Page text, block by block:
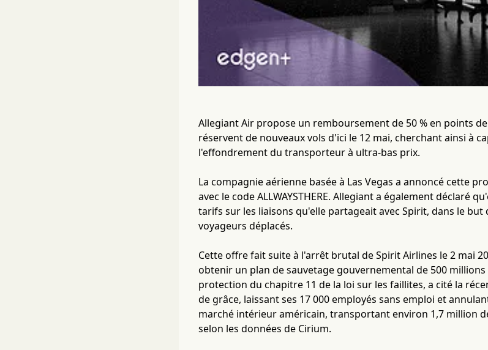
Allegiant Air propose un remboursement de 50 % en points
réservent de nouveaux vols d'ici le 12 mai, cherchant ainsi à
l'effondrement du transporteur à ultra-bas prix.
La compagnie aérienne basée à Las Vegas a annoncé cette
avec le code ALLWAYSTHERE. Allegiant a également
tarifs sur les liaisons qu'elle partageait avec Spirit, dans le
voyageurs déplacés.
Cette offre fait suite à l'arrêt brutal de Spirit Airlines le 2 mai
obtenir un plan de sauvetage gouvernemental de 500
protection du chapitre 11 de la loi sur les faillites, a cité la
de grâce, laissant ses 17 000 employés sans emploi et
marché intérieur américain, transportant environ 1,7 million
selon les données de Cirium.